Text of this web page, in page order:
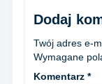
Dodaj
Twój adres e-
Wymagane
Komentarz *